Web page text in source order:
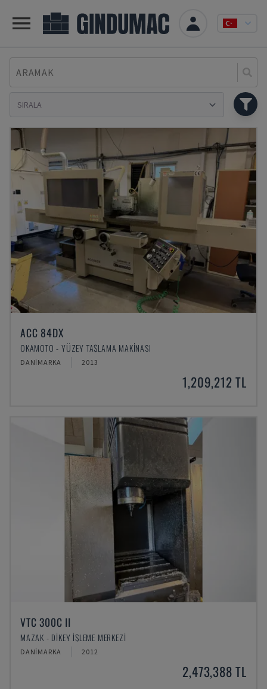
ARAMAK
ACC 84DX
OKAMOTO - YÜZEY TAŞLAMA MAKINASI
DANIMARKA 2013
1,209,212 TL
VTC 300C II
MAZAK - DIKEY İŞLEME MERKEZI
DANIMARKA 2012
2,473,388 TL